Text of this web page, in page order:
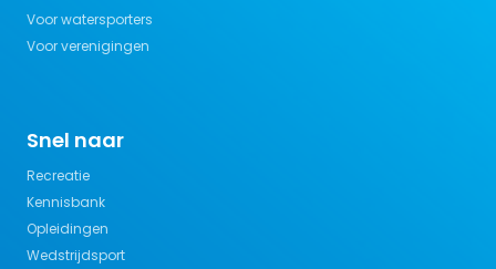
Voor watersporters
Voor verenigingen
Snel naar
Recreatie
Kennisbank
Opleidingen
Wedstrijdsport